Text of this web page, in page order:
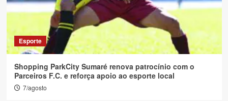
Esporte
Shopping ParkCity Sumaré renova patrocínio com o
Parceiros F.C. e reforça apoio ao esporte local
7/agosto